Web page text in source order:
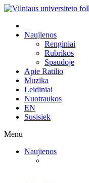
Naujienos
Renginiai
Rubrikos
Spaudoje
Apie Ratilio
Muzika
Leidiniai
Nuotraukos
EN
Susisiek
Menu
Naujienos